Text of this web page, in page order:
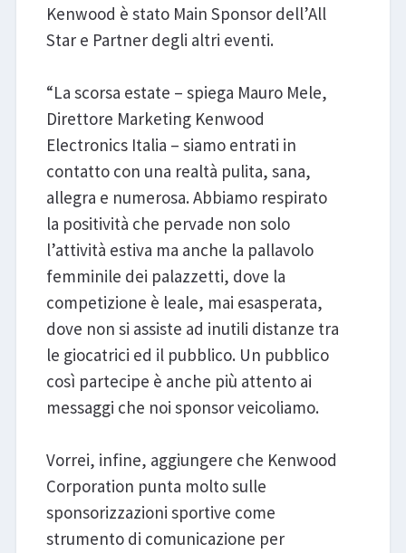
Kenwood è stato Main Sponsor dell’All
Star e Partner degli altri eventi.
“La scorsa estate – spiega Mauro Mele,
Direttore Marketing Kenwood
Electronics Italia – siamo entrati in
contatto con una realtà pulita, sana,
allegra e numerosa. Abbiamo respirato
la positività che pervade non solo
l’attività estiva ma anche la pallavolo
femminile dei palazzetti, dove la
competizione è leale, mai esasperata,
dove non si assiste ad inutili distanze tra
le giocatrici ed il pubblico. Un pubblico
così partecipe è anche più attento ai
messaggi che noi sponsor veicoliamo.
Vorrei, infine, aggiungere che Kenwood
Corporation punta molto sulle
sponsorizzazioni sportive come
strumento di comunicazione per